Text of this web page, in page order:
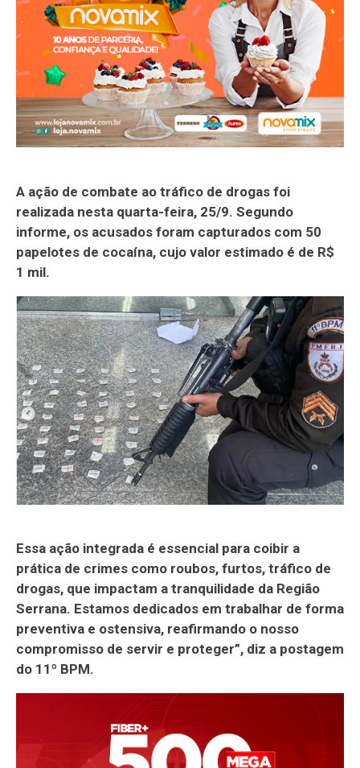
A ação de combate ao tráfico de drogas foi
realizada nesta quarta-feira, 25/9. Segundo
informe, os acusados foram capturados com 50
papelotes de cocaína, cujo valor estimado é de R$
1 mil.
Essa ação integrada é essencial para coibir a
prática de crimes como roubos, furtos, tráfico de
drogas, que impactam a tranquilidade da Região
Serrana. Estamos dedicados em trabalhar de forma
preventiva e ostensiva, reafirmando o nosso
compromisso de servir e proteger”, diz a postagem
do 11º BPM.